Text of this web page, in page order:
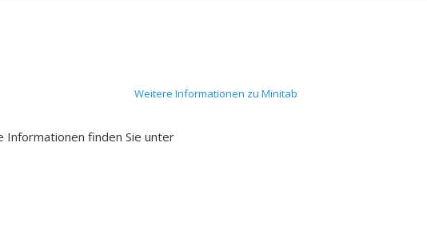
Weitere Informationen zu Minitab
Informationen finden Sie unter